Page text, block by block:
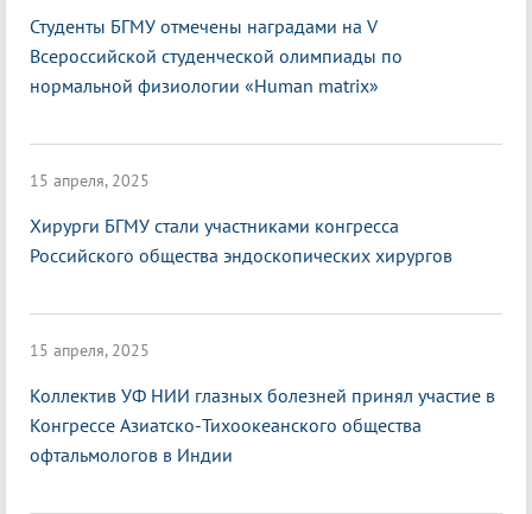
Студенты БГМУ отмечены наградами на V
Всероссийской студенческой олимпиады по
нормальной физиологии «Нuman matrix»
15 апреля, 2025
Хирурги БГМУ стали участниками конгресса
Российского общества эндоскопических хирургов
15 апреля, 2025
Коллектив УФ НИИ глазных болезней принял участие в
Конгрессе Азиатско-Тихоокеанского общества
офтальмологов в Индии